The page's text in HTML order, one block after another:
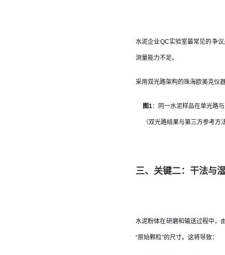
水泥企业QC实验室最常见的争
测量能力不足。
采用双光路架构的珠海欧美克仪
图1：同一水泥样品在单光路
（双光路结果与第三方参考
三、关键二：干法与
水泥粉体在研磨和输送过程中，
“原始颗粒”的尺寸。这将导致：